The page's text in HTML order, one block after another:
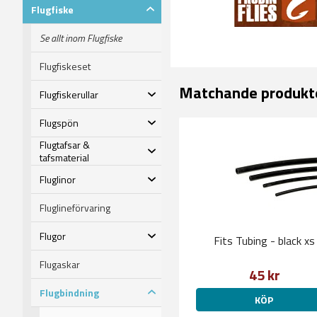
Flugfiske
Se allt inom Flugfiske
Flugfiskeset
Flugfiskerullar
Flugspön
Flugtafsar &
tafsmaterial
Fluglinor
Fluglineförvaring
Flugor
Flugaskar
Flugbindning
Matchande
Fits Tubing - black xs
45 kr
KÖP